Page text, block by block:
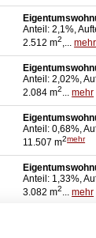
Anteil: 2,1%,
2.512 m2,...mehr
Anteil: 2,02%,
2.084 m2...mehr
Anteil: 0,68%,
11.507 m2mehr
Anteil: 1,33%,
3.082 m2...mehr